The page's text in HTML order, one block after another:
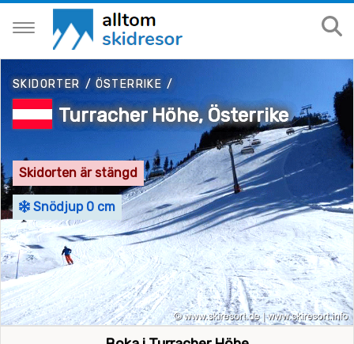
SKIDORTER / ÖSTERRIKE /
Turracher Höhe, Österrike
Skidorten är stängd
Snödjup 0 cm